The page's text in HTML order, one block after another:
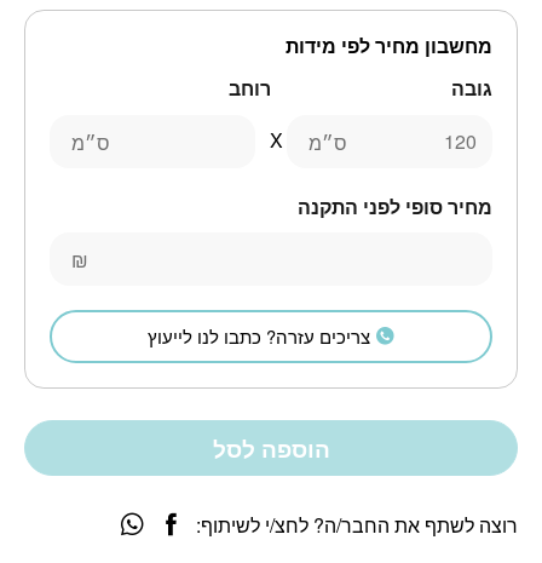
מחשבון מחיר לפי מידות
גובה
ס״מ
רוחב
ס״מ
מחיר סופי לפני התקנה
₪
צריכים עזרה? כתבו לנו לייעוץ
הוספה לסל
רוצה לשתף את החבר/ה? לחצ/י לשיתוף: